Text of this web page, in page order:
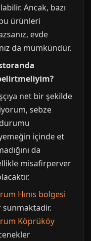
Ancak, bazı
ürünleri
evde
da mümkündür.
net bir şekilde
sebze
içinde et
da
misafirperver
Hınıs bolgesi
Köprüköy